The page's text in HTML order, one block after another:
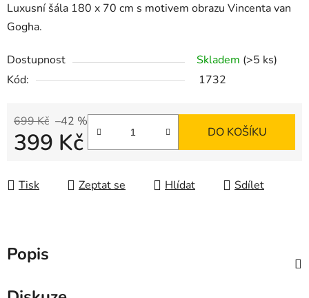
Luxusní šála 180 x 70 cm s motivem obrazu Vincenta van
Gogha.
Dostupnost Skladem (>5 ks)
Kód:
1732
699 Kč –42 %
399 Kč DO KOŠÍKU
Tisk Zeptat se Hlídat Sdílet
Popis